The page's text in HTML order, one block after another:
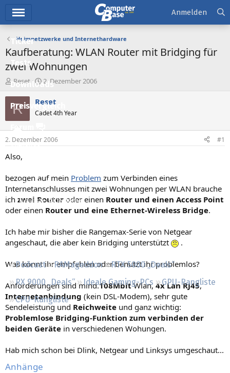
Ticker
Tests
Downloads
Preisvergleich
Forum
Aktuelles
Neue Beiträge
Neueste Aktivitäten
Regeln
Podcast RAMageddon
RTX 5000 „Deals“
RX 9000 „Deals“
Ideale Gaming-PCs
GPU-Rangliste
CPU-Rangliste
Anmelden
Heimnetzwerke und Internethardware
Kaufberatung: WLAN Router mit Bridging für
zwei Wohnungen
E
r
s
t
l
e
r
Reset
E
r
s
e
t
2. Dezember 2006
R Reset
Cadet 4th Year
2. Dezember 2006 #1
Also,
bezogen auf mein Problem zum Verbinden eines
Internetanschlusses mit zwei Wohnungen per WLAN brauche
ich zwei Router oder einen Router und einen Access Point
oder einen Router und eine Ethernet-Wireless Bridge.
Ich habe mir bisher die Rangemax-Serie von Netgear
angeschaut, die aber kein Bridging unterstützt
.
Was könnt ihr empfehlen oder benutzt ihr problemlos?
Anforderungen sind mind.108MbitWlan, 4x Lan RJ45,
Internetanbindung (kein DSL-Modem), sehr gute
Sendeleistung und Reichweite und ganz wichtig:
Problemlose Bridging-Funktion zum verbinden der
beiden Geräte in verschiedenen Wohungen.
Hab mich schon bei Dlink, Netgear und Linksys umgeschaut...
Anhänge